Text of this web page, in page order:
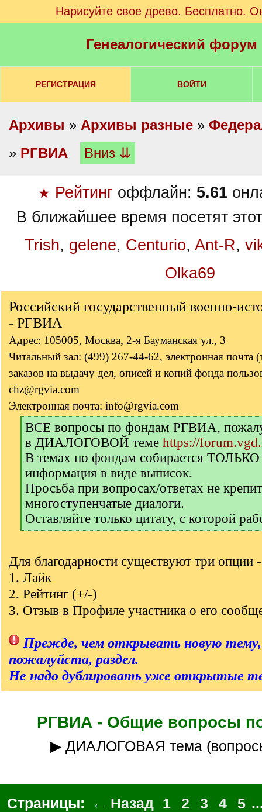
Нарисуйте свое древо. Бесплатно.
Генеалогический
РЕГИСТРАЦИЯ ВОЙТИ
Архивы » Архивы разные »
» РГВИА Вниз ⇊
★ Рейтинг оффлайн: 5.61
В ближайшее время посетят
Trish, gelene, Centurio, Ant-R,
Olka69
Российский государственный военно-
- РГВИА
Адрес: 105005, Москва, 2-я Бауманская ул., 3
Читальный зал: (499) 267-44-62, электронная почта
заказов на выдачу дел, описей и копий фонда
chz@rgvia.com
Электронная почта: info@rgvia.com
[
q
]
ВСЕ вопросы по фондам РГВИА,
в ДИАЛОГОВОЙ теме https://
В темах по фондам собирается ТОЛЬКО
информация в виде выписок.
Просьба при вопросах/ответах не
многоступенчатые диалоги.
Оставляйте только цитату, с которой
[
]
Для благодарности существуют три опции -
1. Лайк
2. Рейтинг (+/-)
3. Отзыв в Профиле участника о его
Прежде, чем открывать новую
пожалуйста, раздел.
Не надо дублировать уже открытые
РГВИА - Общие вопросы
▶ ДИАЛОГОВАЯ тема
Страницы: ← Назад 1 2 3 4 5